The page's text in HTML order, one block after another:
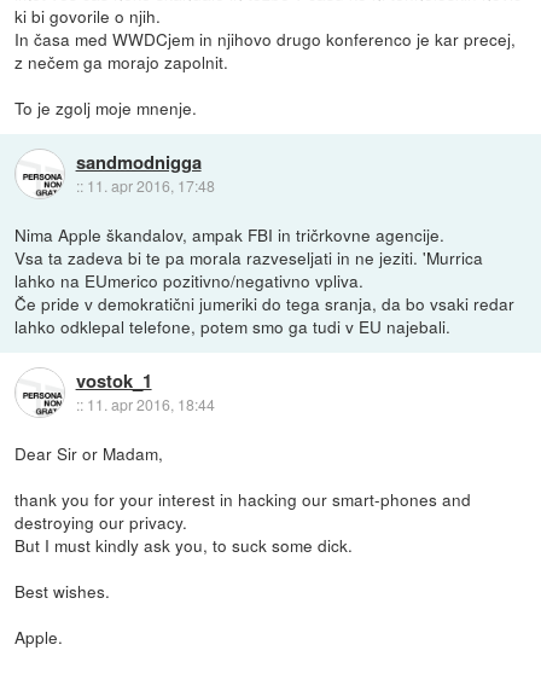
ki bi govorile o njih.
In časa med WWDCjem in njihovo drugo konferenco je kar precej,
z nečem ga morajo zapolnit.
To je zgolj moje mnenje.
sandmodnigga
:: 11. apr 2016, 17:48
Nima Apple škandalov, ampak FBI in tričrkovne agencije.
Vsa ta zadeva bi te pa morala razveseljati in ne jeziti. 'Murrica
lahko na EUmerico pozitivno/negativno vpliva.
Če pride v demokratični jumeriki do tega sranja, da bo vsaki redar
lahko odklepal telefone, potem smo ga tudi v EU najebali.
vostok_1
:: 11. apr 2016, 18:44
Dear Sir or Madam,
thank you for your interest in hacking our smart-phones and
destroying our privacy.
But I must kindly ask you, to suck some dick.
Best wishes.
Apple.